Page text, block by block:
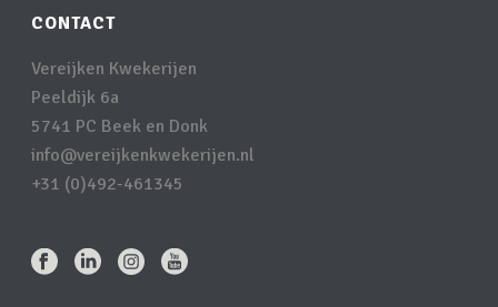
CONTACT
Vereijken Kwekerijen
Peeldijk 6a
5741 PC Beek en Donk
info@vereijkenkwekerijen.nl
+31 (0)492-461345